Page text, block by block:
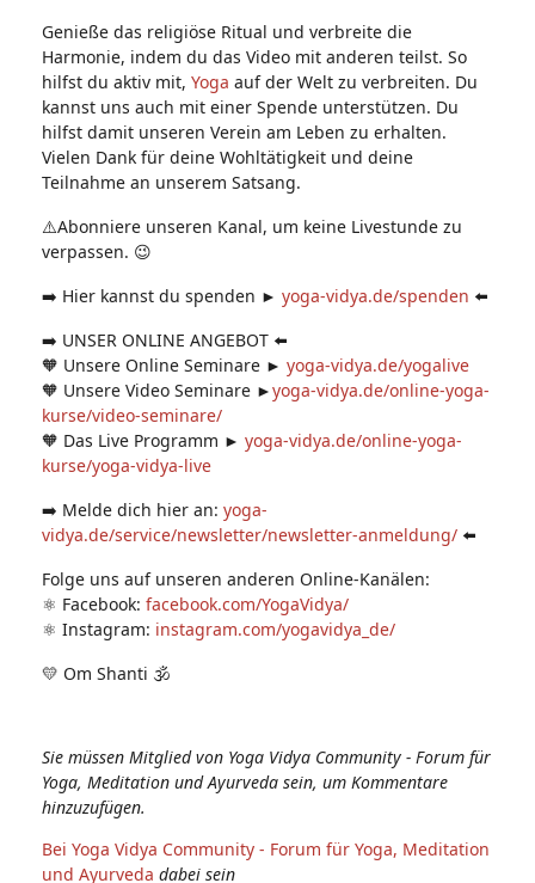
Genieße das religiöse Ritual und verbreite die
Harmonie, indem du das Video mit anderen teilst. So
hilfst du aktiv mit, Yoga auf der Welt zu verbreiten. Du
kannst uns auch mit einer Spende unterstützen. Du
hilfst damit unseren Verein am Leben zu erhalten.
Vielen Dank für deine Wohltätigkeit und deine
Teilnahme an unserem Satsang.
⚠️Abonniere unseren Kanal, um keine Livestunde zu
verpassen. 😉
➡️ Hier kannst du spenden ► yoga-vidya.de/spenden ⬅️
➡️ UNSER ONLINE ANGEBOT ⬅️
🧡 Unsere Online Seminare ► yoga-vidya.de/yogalive
🧡 Unsere Video Seminare ►yoga-vidya.de/online-yoga-
kurse/video-seminare/
🧡 Das Live Programm ► yoga-vidya.de/online-yoga-
kurse/yoga-vidya-live
➡️ Melde dich hier an: yoga-
vidya.de/service/newsletter/newsletter-anmeldung/ ⬅️
Folge uns auf unseren anderen Online-Kanälen:
⚛️ Facebook: facebook.com/YogaVidya/
⚛️ Instagram: instagram.com/yogavidya_de/
💛 Om Shanti 🕉
Sie müssen Mitglied von Yoga Vidya Community - Forum für
Yoga, Meditation und Ayurveda sein, um Kommentare
hinzuzufügen.
Bei Yoga Vidya Community - Forum für Yoga, Meditation
und Ayurveda dabei sein